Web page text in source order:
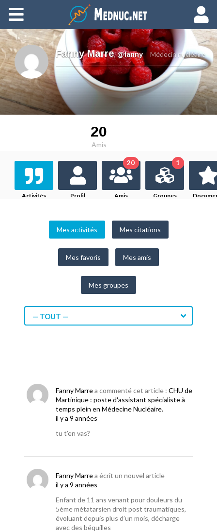
Ajouter du contenu
Fanny Marre,@fanny Médecin nucléaire
20
Amis
Activités Profil Amis
20
Groupes
1
Mes activités Mes citations
Mes favoris Mes amis
Mes groupes
— TOUT —
Fanny Marrea commenté cet article : CHU de
Martinique : poste d'assistant spécialiste à
temps plein en Médecine Nucléaire.
il y a 9 années
tu t’en vas?
Fanny Marrea écrit un nouvel article
il y a 9 années
Enfant de 11 ans venant pour douleurs du
5ème métatarsien droit post traumatiques,
évoluant depuis plus d’un mois, décharge
avec des béquilles